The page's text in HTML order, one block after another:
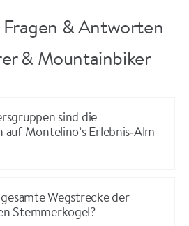
Fragen & Antworten
& Mountainbiker
sind die
Montelino’s Erlebnis‑Alm
Wegstrecke der
Stemmerkogel?